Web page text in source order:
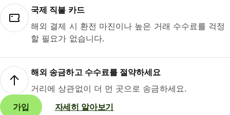
국제 직불 카드
해외 결제 시 환전 마진이나 높은 거래 수수료를 걱정
할 필요가 없습니다.
해외 송금하고 수수료를 절약하세요
거리에 상관없이 더 먼 곳으로 송금하세요.
가입
자세히 알아보기